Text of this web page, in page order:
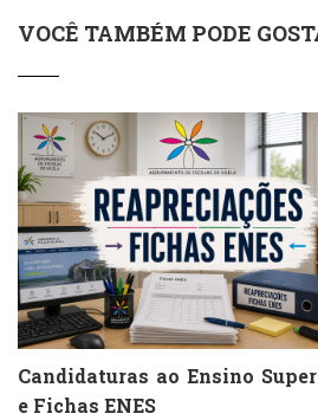
VOCÊ TAMBÉM PODE
Candidaturas ao Ensino
e Fichas ENES